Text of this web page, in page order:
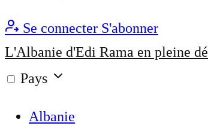
Se connecter S'abonner
L'Albanie d'Edi Rama en pleine
Pays
Albanie